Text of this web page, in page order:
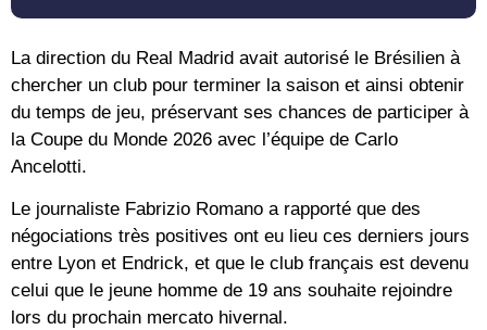
La direction du Real Madrid avait autorisé le Brésilien à
chercher un club pour terminer la saison et ainsi obtenir
du temps de jeu, préservant ses chances de participer à
la Coupe du Monde 2026 avec l’équipe de Carlo
Ancelotti.
Le journaliste Fabrizio Romano a rapporté que des
négociations très positives ont eu lieu ces derniers jours
entre Lyon et Endrick, et que le club français est devenu
celui que le jeune homme de 19 ans souhaite rejoindre
lors du prochain mercato hivernal.